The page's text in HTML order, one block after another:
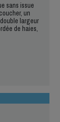
sans issue
un
largeur
de haies,